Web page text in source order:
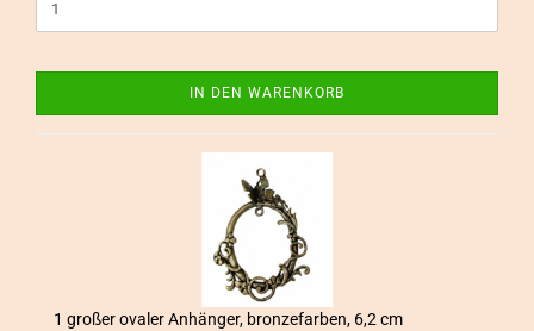
IN DEN WARENKORB
1 gro­ßer ova­ler An­hän­ger, bron­ze­far­ben, 6,2 cm